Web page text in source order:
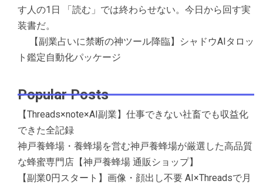
す人の1日 「読む」では終わらせない。今日から回す実
装書だ。
【副業占いに禁断の神ツール降臨】シャドウAIタロッ
ト鑑定自動化パッケージ
Popular Posts
【Threads×note×AI副業】仕事できない社畜でも収益化
できた全記録
神戸養蜂場・養蜂場を営む神戸養蜂場が厳選した高品質
な蜂蜜専門店【神戸養蜂場 通販ショップ】
【副業0円スタート】画像・顔出し不要 AI×Threadsで月